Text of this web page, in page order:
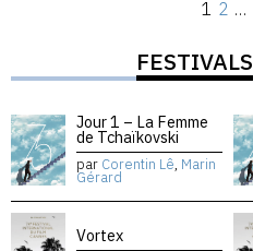
1 2 …
FESTIVALS
Jour 1 – La Femme
de Tchaïkovski
par Corentin Lê, Marin
Gérard
Vortex